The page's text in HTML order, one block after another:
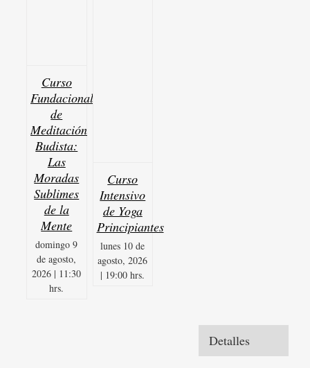
Curso
Fundacional
de
Meditación
Budista:
Las
Moradas
Sublimes
de la
Mente
domingo 9
de agosto,
2026 | 11:30
hrs.
Curso
Intensivo
de Yoga
Principiantes
lunes 10 de
agosto, 2026
| 19:00 hrs.
Detalles